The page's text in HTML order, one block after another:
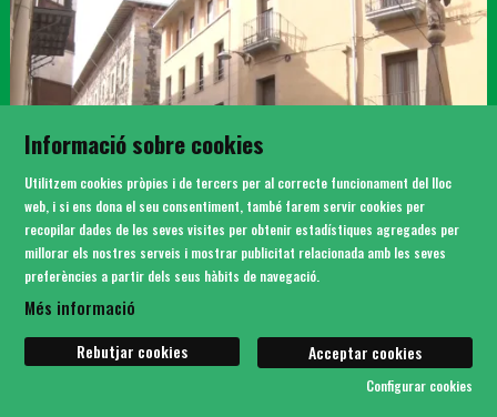
PLAÇA MÓRA
Informació sobre cookies
Utilitzem cookies pròpies i de tercers per al correcte funcionament del lloc
web, i si ens dona el seu consentiment, també farem servir cookies per
recopilar dades de les seves visites per obtenir estadístiques agregades per
millorar els nostres serveis i mostrar publicitat relacionada amb les seves
preferències a partir dels seus hàbits de navegació.
Més informació
Acceptar cookies
Rebutjar cookies
Configurar cookies